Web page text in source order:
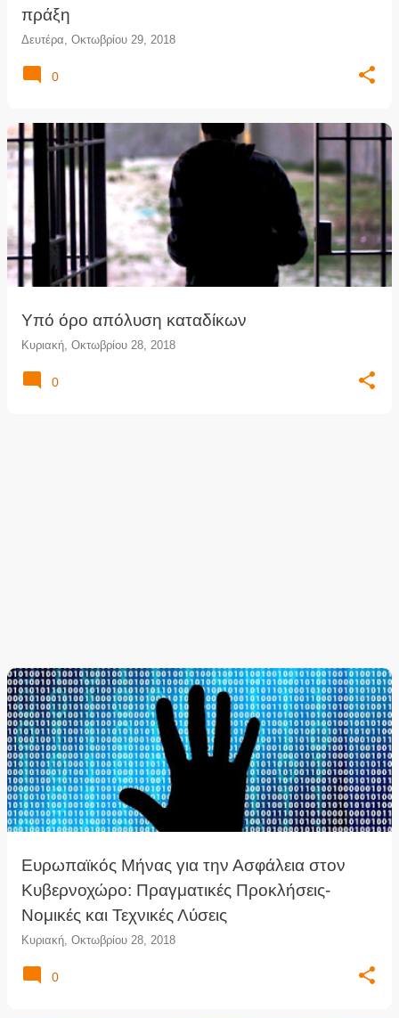
πράξη
Δευτέρα, Οκτωβρίου 29, 2018
0
Υπό όρο απόλυση καταδίκων
Κυριακή, Οκτωβρίου 28, 2018
0
Ευρωπαϊκός Μήνας για την Ασφάλεια στον
Κυβερνοχώρο: Πραγματικές Προκλήσεις-
Νομικές και Τεχνικές Λύσεις
Κυριακή, Οκτωβρίου 28, 2018
0